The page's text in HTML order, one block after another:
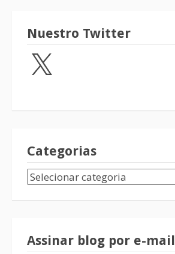
Nuestro Twitter
Categorias
Assinar blog por e-mail